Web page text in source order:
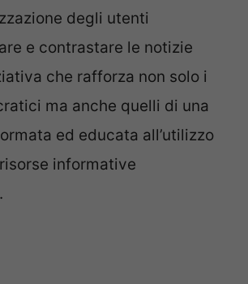
degli utenti
e contrastare le notizie
che rafforza non solo i
ma anche quelli di una
ed educata all’utilizzo
informative